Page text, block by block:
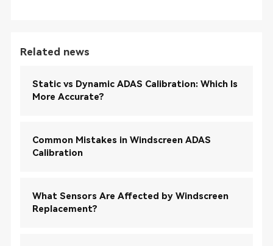
Related news
Static vs Dynamic ADAS Calibration: Which Is
More Accurate?
Common Mistakes in Windscreen ADAS
Calibration
What Sensors Are Affected by Windscreen
Replacement?